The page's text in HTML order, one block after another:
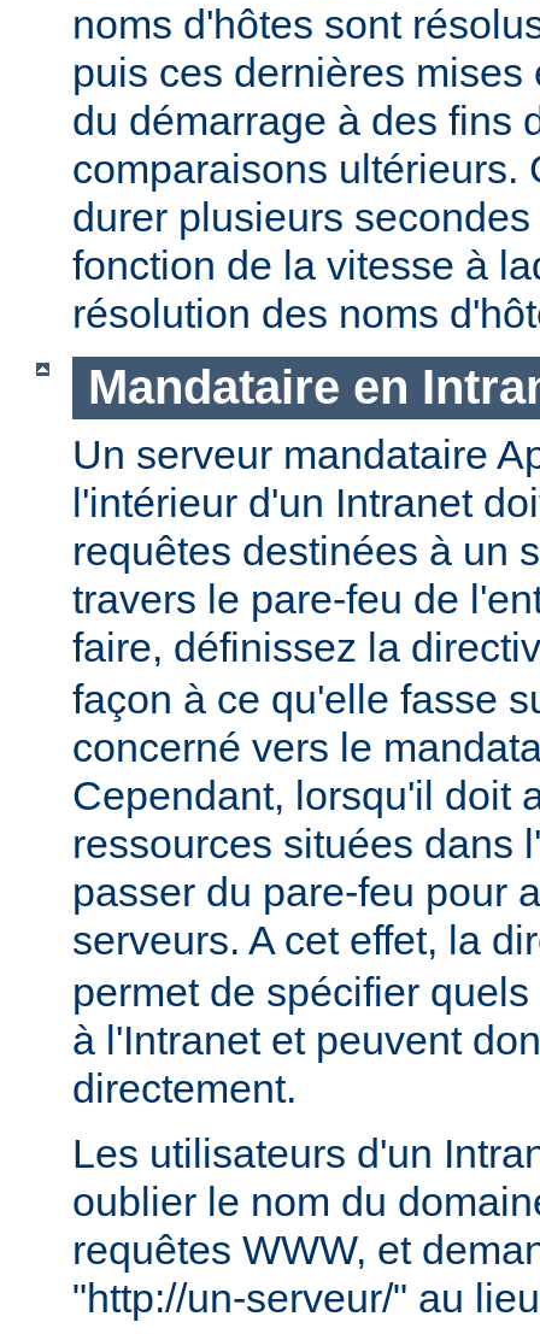
noms d'hôtes sont
puis ces dernières mises
du démarrage à des fins
comparaisons ultérieurs.
durer plusieurs
fonction de la vitesse à
résolution des noms
Mandataire en
Un serveur mandataire
l'intérieur d'un Intranet
requêtes destinées à un
travers le pare-feu de
faire, définissez la
façon à ce qu'elle fasse
concerné vers le
Cependant, lorsqu'il doit
ressources situées dans
passer du pare-feu pour
serveurs. A cet effet, la
permet de spécifier
à l'Intranet et peuvent
directement.
Les utilisateurs d'un
oublier le nom du
requêtes WWW, et
"http://un-serveur/" au